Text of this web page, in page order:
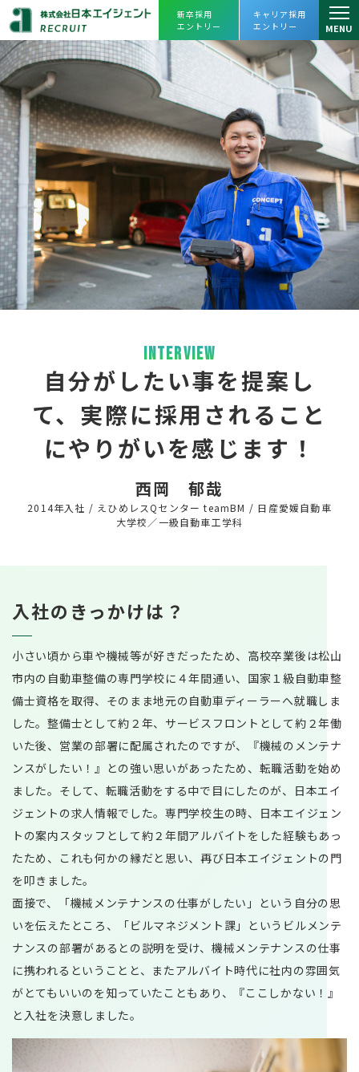
仕事を知る
仕事を知るトップ
リーシング課
アセットマネジメント課
プロパティマネジメント課
売買課
えひめレスQセンター
FC事業本部
国際事業部
人を知る
スタッフインタビュー
プロジェクトストーリー
会社を知る
会社を知るトップ
企業理念・会社概要
ヒストリー
数字で見る 日本エイジェント
代表メッセージ
よくあるご質問
採用情報
採用情報トップ
キャリアビジョン・
キャリア採用
JOIN OUR TEAM
仲間を求めています。
みなさんからのご応募お待ちしておりま
す。
新卒採用エントリー
新卒採用
エントリー
キャリア採用
エントリー
MENU
INTERVIEW
自分がしたい事を提案し
て、実際に採用されること
にやりがいを感じます！
西岡 郁哉
2014年入社 / えひめレスQセンター teamBM / 日産愛媛自動車
大学校／一級自動車工学科
入社のきっかけは？
小さい頃から車や機械等が好きだったため、高校卒業後は松山
市内の自動車整備の専門学校に４年間通い、国家１級自動車整
備士資格を取得、そのまま地元の自動車ディーラーへ就職しま
した。整備士として約２年、サービスフロントとして約２年働
いた後、営業の部署に配属されたのですが、『機械のメンテナ
ンスがしたい！』との強い思いがあったため、転職活動を始め
ました。そして、転職活動をする中で目にしたのが、日本エイ
ジェントの求人情報でした。専門学校生の時、日本エイジェン
トの案内スタッフとして約２年間アルバイトをした経験もあっ
たため、これも何かの縁だと思い、再び日本エイジェントの門
を叩きました。
面接で、「機械メンテナンスの仕事がしたい」という自分の思
いを伝えたところ、「ビルマネジメント課」というビルメンテ
ナンスの部署があるとの説明を受け、機械メンテナンスの仕事
に携われるということと、またアルバイト時代に社内の雰囲気
がとてもいいのを知っていたこともあり、『ここしかない！』
と入社を決意しました。